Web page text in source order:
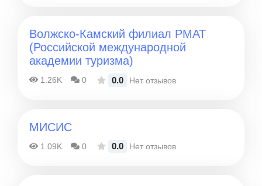
Волжско-Камский филиал РМАТ
(Российской международной
академии туризма)
1.26K 0 0.0 Нет отзывов
МИСИС
1.09K 0 0.0 Нет отзывов